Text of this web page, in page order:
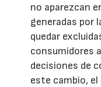
no aparezcan
generadas por
quedar
consumidores
decisiones de
este cambio,